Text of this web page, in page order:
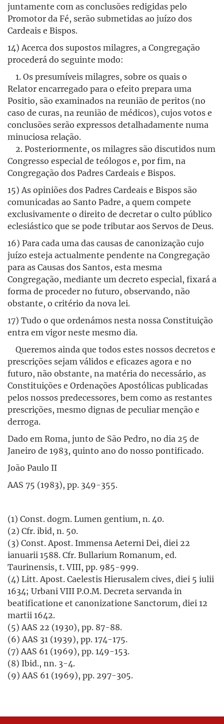
juntamente com as conclusões redigidas pelo
Promotor da Fé, serão submetidas ao juízo dos
Cardeais e Bispos.
14) Acerca dos supostos milagres, a Congregação
procederá do seguinte modo:
1. Os presumíveis milagres, sobre os quais o
Relator encarregado para o efeito prepara uma
Positio, são examinados na reunião de peritos (no
caso de curas, na reunião de médicos), cujos votos e
conclusões serão expressos detalhadamente numa
minuciosa relação.
2. Posteriormente, os milagres são discutidos num
Congresso especial de teólogos e, por fim, na
Congregação dos Padres Cardeais e Bispos.
15) As opiniões dos Padres Cardeais e Bispos são
comunicadas ao Santo Padre, a quem compete
exclusivamente o direito de decretar o culto público
eclesiástico que se pode tributar aos Servos de Deus.
16) Para cada uma das causas de canonização cujo
juízo esteja actualmente pendente na Congregação
para as Causas dos Santos, esta mesma
Congregação, mediante um decreto especial, fixará a
forma de proceder no futuro, observando, não
obstante, o critério da nova lei.
17) Tudo o que ordenámos nesta nossa Constituição
entra em vigor neste mesmo dia.
Queremos ainda que todos estes nossos decretos e
prescrições sejam válidos e eficazes agora e no
futuro, não obstante, na matéria do necessário, as
Constituições e Ordenações Apostólicas publicadas
pelos nossos predecessores, bem como as restantes
prescrições, mesmo dignas de peculiar menção e
derroga.
Dado em Roma, junto de São Pedro, no dia 25 de
Janeiro de 1983, quinto ano do nosso pontificado.
João Paulo II
AAS 75 (1983), pp. 349-355.
(1) Const. dogm. Lumen gentium, n. 40.
(2) Cfr. ibid, n. 50.
(3) Const. Apost. Immensa Aeterni Dei, diei 22
ianuarii 1588. Cfr. Bullarium Romanum, ed.
Taurinensis, t. VIII, pp. 985-999.
(4) Litt. Apost. Caelestis Hierusalem cives, diei 5 iulii
1634; Urbani VIII P.O.M. Decreta servanda in
beatificatione et canonizatione Sanctorum, diei 12
martii 1642.
(5) AAS 22 (1930), pp. 87-88.
(6) AAS 31 (1939), pp. 174-175.
(7) AAS 61 (1969), pp. 149-153.
(8) Ibid., nn. 3-4.
(9) AAS 61 (1969), pp. 297-305.